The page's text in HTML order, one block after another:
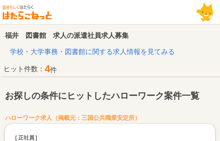
福井 図書館 求人の派遣社員求人募集
学校・大学事務・図書館に関する求人情報を見てみる
ヒット件数： 4件
お探しの条件にヒットしたハローワーク案件一覧
ハローワーク求人（掲載元：三国公共職業安定所）
正社員